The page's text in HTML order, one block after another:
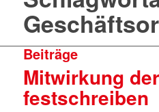
Beiträge
Mitwirkung
festschreiben